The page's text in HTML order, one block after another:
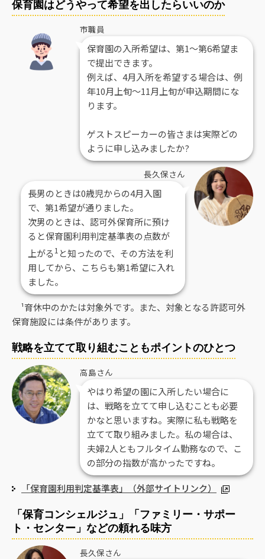
保育園はどうやって希望を出したらいいのか
市職員
保育園の入所希望は、第1〜第6希望ま
で提出できます。
例えば、4月入所を希望する場合は、例
年10月上旬～11月上旬が申込期間にな
ります。
ゲストスピーカーの皆さまは実際どの
ように申し込みましたか?
長久保さん
長男のときは0歳児からの4月入園
で、第1希望が通りました。
次男のときは、認可外保育所に預け
ると保育園利用判定基準表の点数が
上がる1 と知ったので、その方法を利
用してから、こちらも第1希望に入れ
ました。
¹育休中のかたは対象外です。また、対象となる許認可外
保育施設には条件があります。
戦略を立てて取り組むこともポイントのひとつ
高島さん
やはり希望の園に入所したい場合に
は、戦略を立てて申し込むことも必要
かなと思いますね。実際に私も戦略を
立てて取り組みました。私の場合は、
夫婦2人ともフルタイム勤務なので、こ
の部分の指数が高かったですね。
「保育園利用判定基準表」（外部サイトリンク）
「保育コンシェルジュ」「ファミリー・サポー
ト・センター」などの頼れる味方
長久保さん